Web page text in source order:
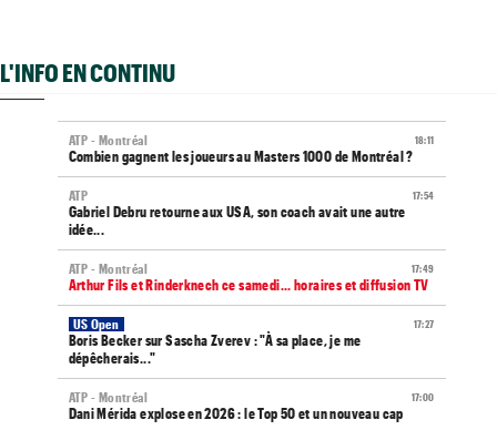
L'INFO EN CONTINU
18:11
ATP - Montréal
Combien gagnent les joueurs au Masters 1000 de Montréal ?
17:54
ATP
Gabriel Debru retourne aux USA, son coach avait une autre
idée...
17:49
ATP - Montréal
Arthur Fils et Rinderknech ce samedi... horaires et diffusion TV
17:27
US Open
Boris Becker sur Sascha Zverev : "À sa place, je me
dépêcherais..."
17:00
ATP - Montréal
Dani Mérida explose en 2026 : le Top 50 et un nouveau cap